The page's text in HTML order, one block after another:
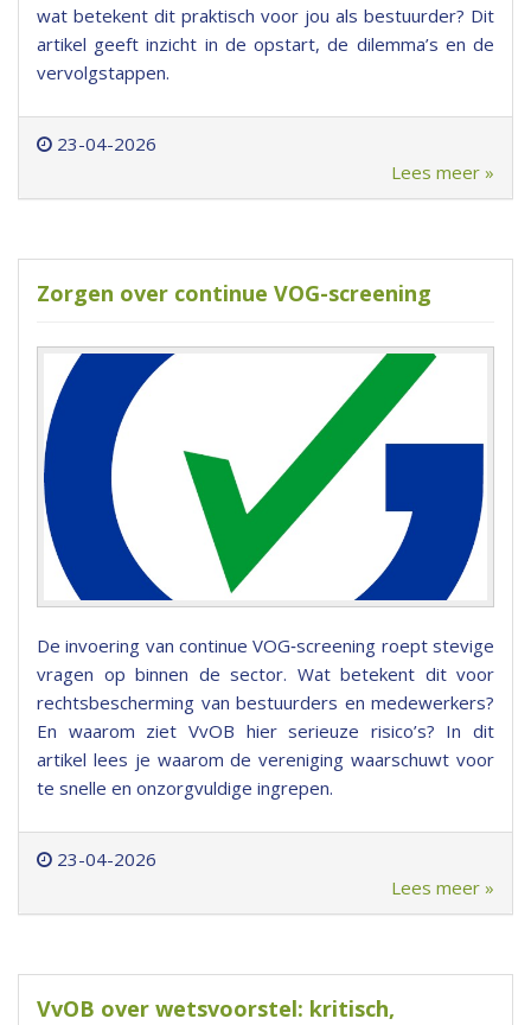
wat betekent dit praktisch voor jou als bestuurder? Dit
artikel geeft inzicht in de opstart, de dilemma’s en de
vervolgstappen.
23-04-2026
Lees meer »
Zorgen over continue VOG-screening
De invoering van continue VOG‑screening roept stevige
vragen op binnen de sector. Wat betekent dit voor
rechtsbescherming van bestuurders en medewerkers?
En waarom ziet VvOB hier serieuze risico’s? In dit
artikel lees je waarom de vereniging waarschuwt voor
te snelle en onzorgvuldige ingrepen.
23-04-2026
Lees meer »
VvOB over wetsvoorstel: kritisch,